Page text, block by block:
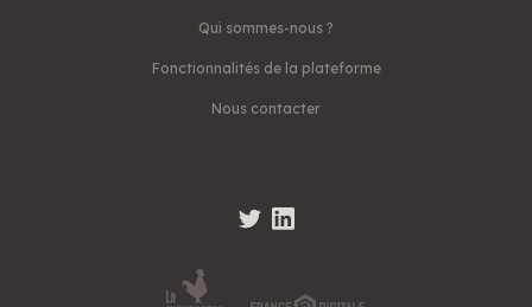
Qui sommes-nous ?
Fonctionnalités de la plateforme
Nous contacter